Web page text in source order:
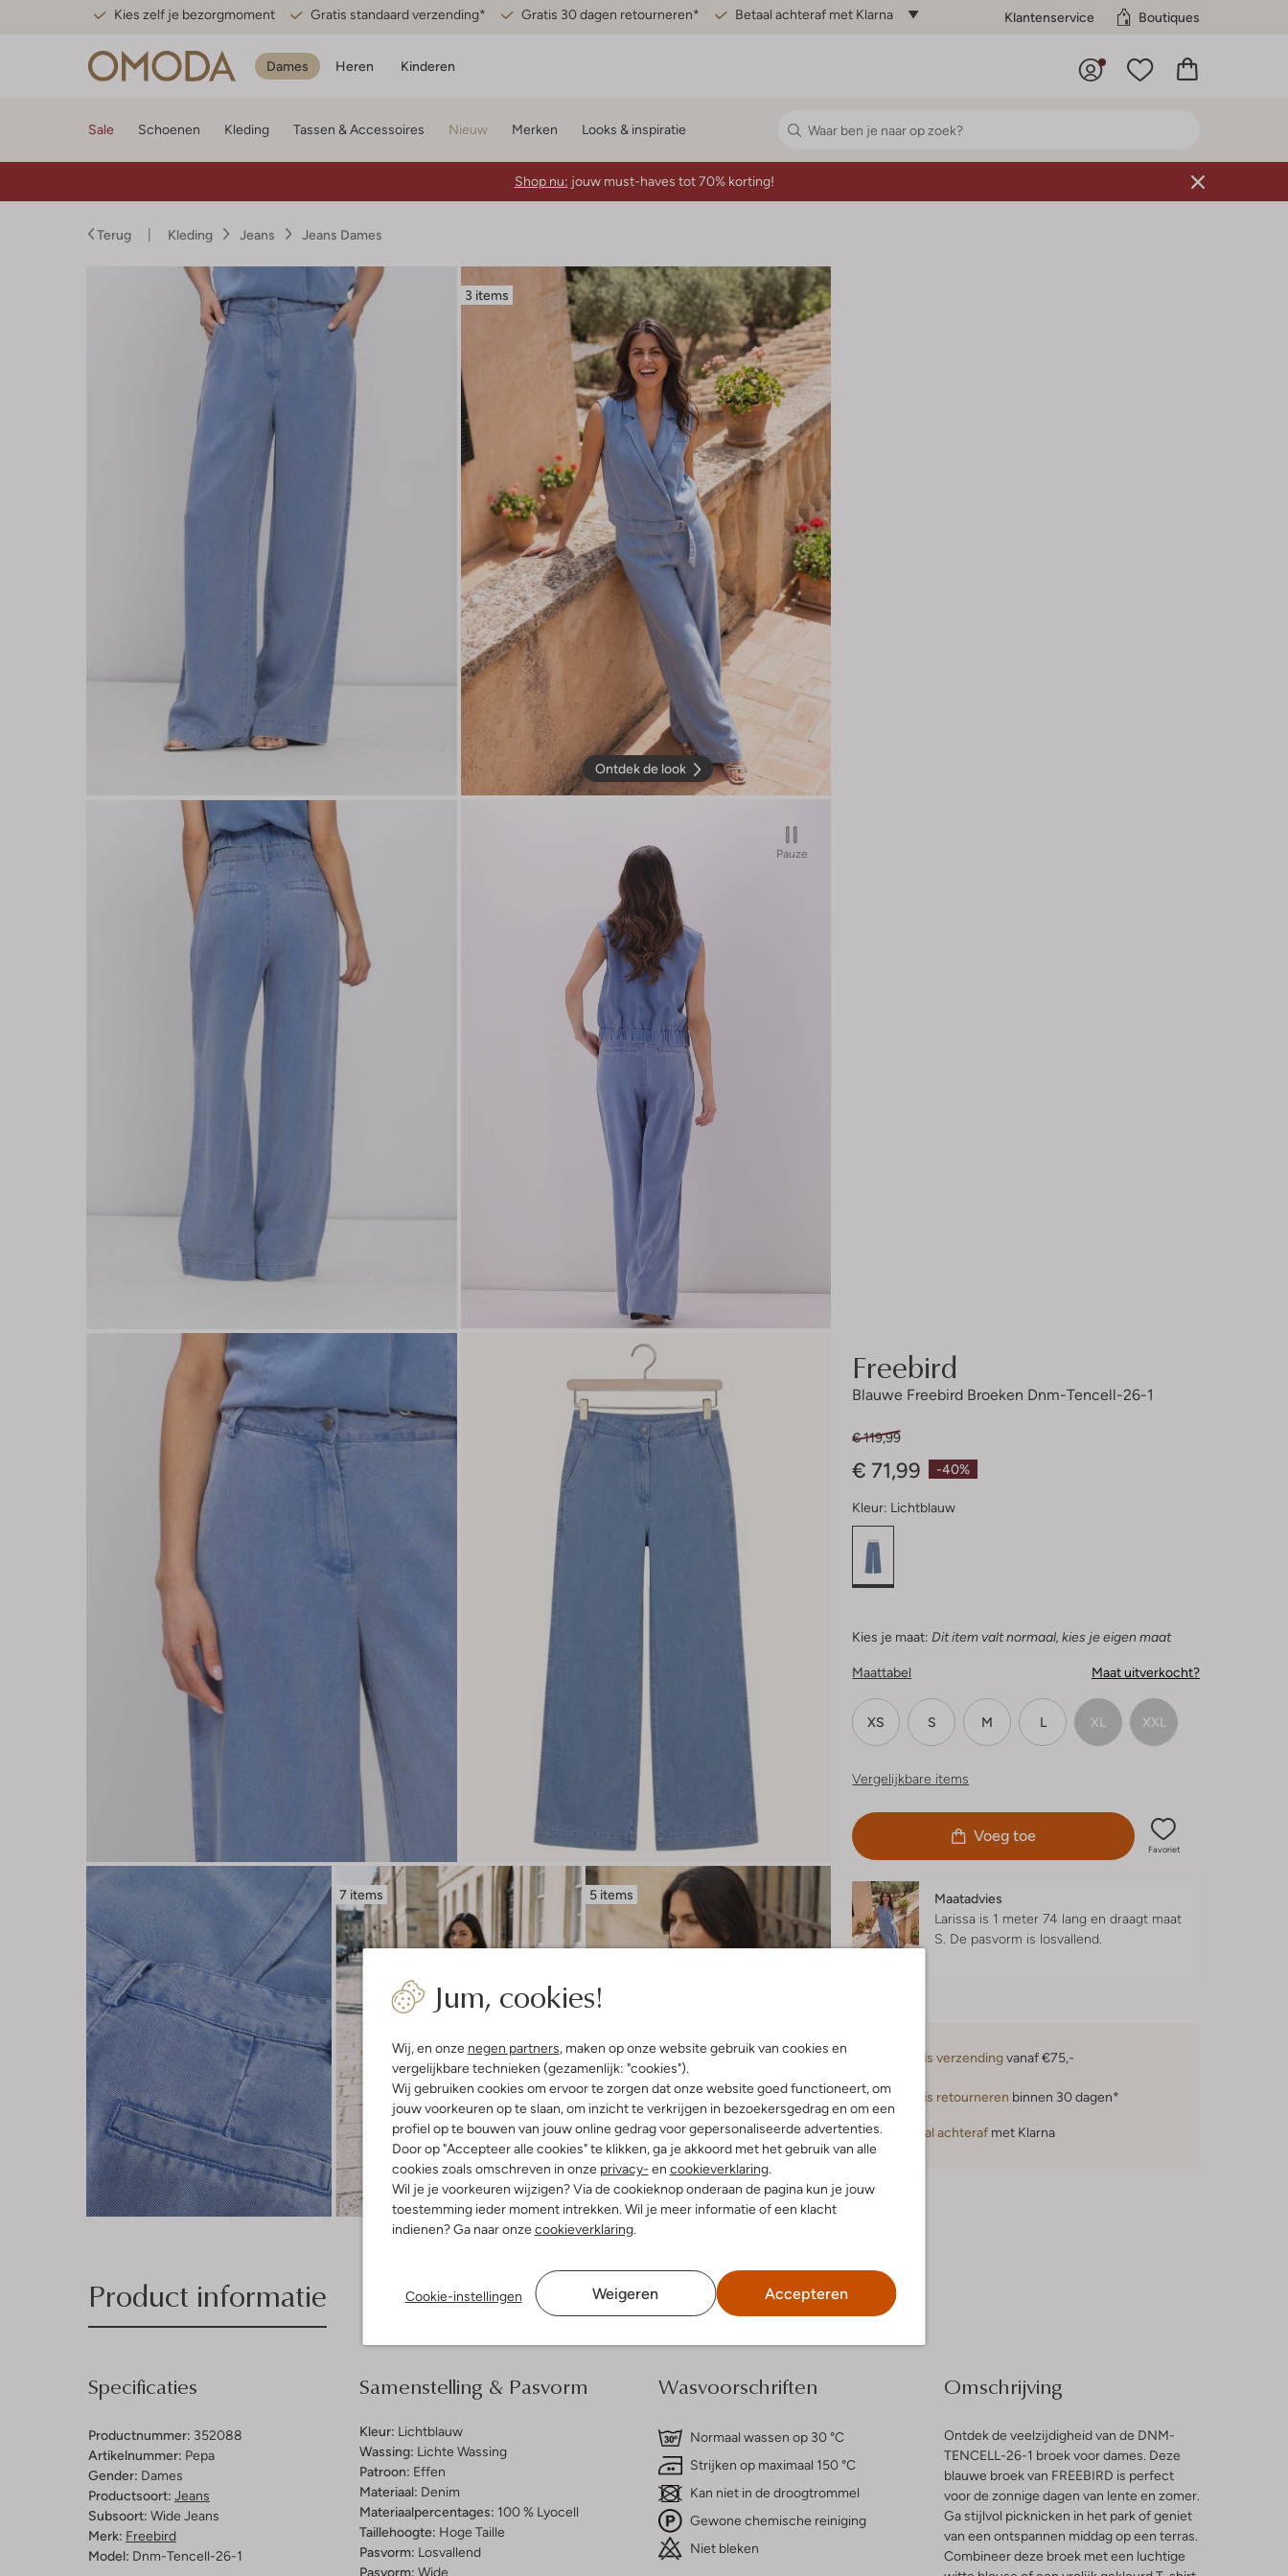
Kies zelf je bezorgmoment Gratis standaard verzending* Gratis 30 dagen retourneren* Betaal achteraf met Klarna Klantenservice Boutiques
Dames Heren Kinderen
Jum, cookies!
Wij, en onze negen partners, maken op onze website gebruik van cookies en
vergelijkbare technieken (gezamenlijk: "cookies").
Wij gebruiken cookies om ervoor te zorgen dat onze website goed functioneert, om
jouw voorkeuren op te slaan, om inzicht te verkrijgen in bezoekersgedrag en om een
profiel op te bouwen van jouw online gedrag voor gepersonaliseerde advertenties.
Door op "Accepteer alle cookies" te klikken, ga je akkoord met het gebruik van alle
cookies zoals omschreven in onze privacy- en cookieverklaring.
Wil je je voorkeuren wijzigen? Via de cookieknop onderaan de pagina kun je jouw
toestemming ieder moment intrekken. Wil je meer informatie of een klacht
indienen? Ga naar onzecookieverklaring.
Cookie-instellingen Weigeren Accepteren
Sale Schoenen Kleding Tassen & Accessoires Nieuw Merken Looks & inspiratie
Shop nu: jouw must-haves tot 70% korting!
Terug Kleding Jeans Jeans Dames
3 items
Ontdek de look
Pauze
7 items
Ontdek de look
5 items
Ontdek de look
Freebird
Blauwe Freebird Broeken Dnm-Tencell-26-1
-40%
€ 119,99
€ 71,99
Kleur: Lichtblauw
Kies je maat: Dit item valt normaal, kies je eigen maat
Maattabel Maat uitverkocht?
XS S M L XL XXL
Vergelijkbare items
Voeg toe
Favoriet
Maatadvies
Larissa is 1 meter 74 lang en draagt maat
S. De pasvorm is losvallend.
Gratis verzendingvanaf €75,-
Gratis retourneren binnen 30 dagen*
Betaal achteraf met Klarna
Product informatie Bezorgen & retourneren
Specificaties
Productnummer: 352088
Artikelnummer: Pepa
Gender: Dames
Productsoort: Jeans
Subsoort: Wide Jeans
Merk: Freebird
Model: Dnm-Tencell-26-1
Samenstelling & Pasvorm
Kleur: Lichtblauw
Wassing: Lichte Wassing
Patroon: Effen
Materiaal: Denim
Materiaalpercentages: 100 % Lyocell
Taillehoogte: Hoge Taille
Pasvorm: Losvallend
Pasvorm: Wide
Wasvoorschriften
Normaal wassen op 30 °C
Strijken op maximaal 150 °C
Kan niet in de droogtrommel
Gewone chemische reiniging
Niet bleken
Omschrijving
Ontdek de veelzijdigheid van de DNM-
TENCELL-26-1 broek voor dames. Deze
blauwe broek van FREEBIRD is perfect
voor de zonnige dagen van lente en zomer.
Ga stijlvol picknicken in het park of geniet
van een ontspannen middag op een terras.
Combineer deze broek met een luchtige